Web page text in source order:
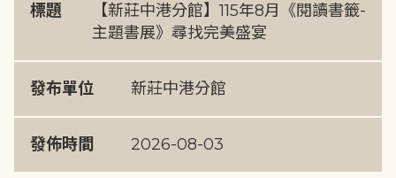
標題
【新莊中港分館】115年8月《閱讀書籤-
主題書展》尋找完美盛宴
發布單位 新莊中港分館
發佈時間 2026-08-03